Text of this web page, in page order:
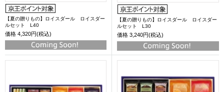
【夏の贈りもの】ロイスダール ロイスダー
ルセット L40
価格 4,320円(税込)
【夏の贈りもの】ロイスダール ロイスダー
ルセット L30
価格 3,240円(税込)